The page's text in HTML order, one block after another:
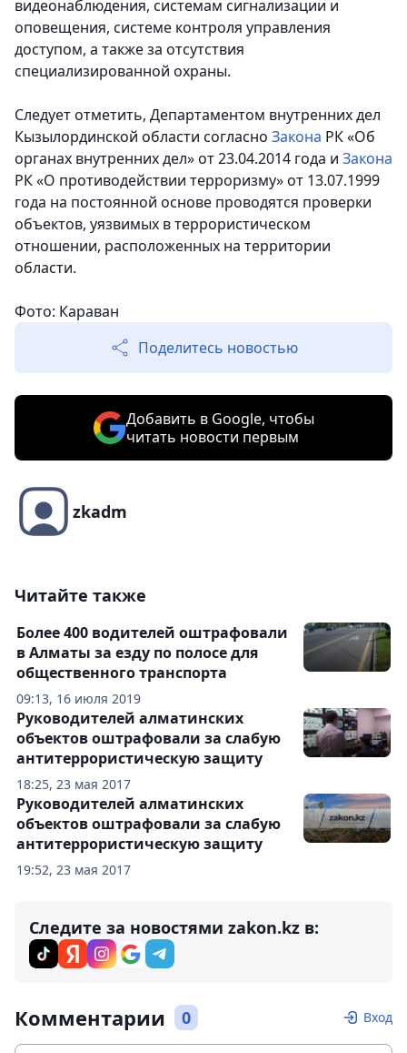
видеонаблюдения, системам сигнализации и
оповещения, системе контроля управления
доступом, а также за отсутствия
специализированной охраны.
Следует отметить, Департаментом внутренних дел
Кызылординской области согласно Закона РК «Об
органах внутренних дел» от 23.04.2014 года и Закона
РК «О противодействии терроризму» от 13.07.1999
года на постоянной основе проводятся проверки
объектов, уязвимых в террористическом
отношении, расположенных на территории
области.
Фото: Караван
Поделитесь новостью
Добавить в Google, чтобы
читать новости первым
zkadm
Читайте также
09:13, 16 июля 2019
Более 400 водителей оштрафовали
в Алматы за езду по полосе для
общественного транспорта
18:25, 23 мая 2017
Руководителей алматинских
объектов оштрафовали за слабую
антитеррористическую защиту
19:52, 23 мая 2017
Руководителей алматинских
объектов оштрафовали за слабую
антитеррористическую защиту
Следите за новостями zakon.kz в:
Комментарии 0 Вход